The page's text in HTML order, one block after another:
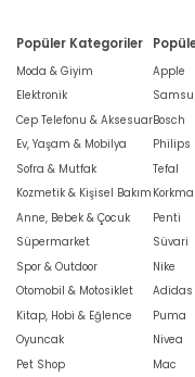
Popüler Kategoriler
Moda & Giyim
Elektronik
Cep Telefonu & Aksesuar
Ev, Yaşam & Mobilya
Sofra & Mutfak
Kozmetik & Kişisel Bakım
Anne, Bebek & Çocuk
Süpermarket
Spor & Outdoor
Otomobil & Motosiklet
Kitap, Hobi & Eğlence
Oyuncak
Pet Shop
Apple
Bosch
Philips
Tefal
Penti
Süvari
Nike
Adidas
Puma
Nivea
Mac